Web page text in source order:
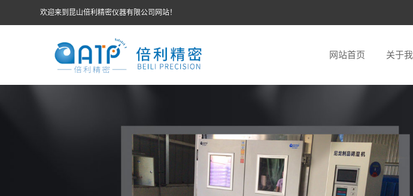
欢迎来到昆山倍利精密仪器有限公司网站！
网站首页 关于